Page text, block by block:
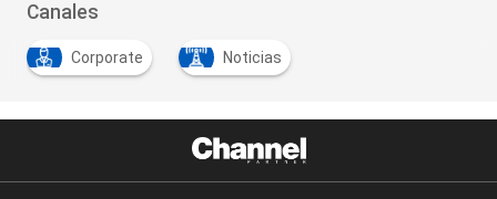
Canales
Corporate Noticias